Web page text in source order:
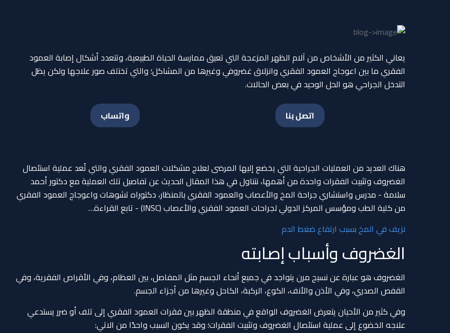
يعاني الكثير من الأشخاص من آلام الظهر المزعجة التي تعيق ممارسة الحياة الطبيعية، وتتعدد أشكال إصابة العمود
الفقري ما بين اعوجاج العمود الفقري وانزلاق غضروفي وغيرها من المشاكل؛ والتي تختلف صور علاجها ولكن يظل
التدخل الجراحي هو الحل الوحيد في بعض الحالات.
اتصل بنا واتساب
هناك العديد من العمليات الجراحية التي يخضع إليها المرضى لعلاج مشكلات العمود الفقري والتي تُعد عملية استئصال
الغضروف وتثبيت الفقرات واحدة من أهمها، نتناول في هذا المقال الحديث عن تفاصيل تلك العملية مع دكتور أحمد
سلامة - مدرس واستشاري جراحة المخ والأعصاب والعمود الفقري بالمنظار، دكتوراه تشوهات واعوجاج العمود الفقري
من كلية الطب ومؤسس المركز الدولي لجراحات العمود الفقري والأعصاب (INSC) - تابع القراءة…
نزيف في المخ بسبب ارتفاع ضغط الدم
الغضروف وأسباب إصابته
الغضروف هو عبارة عن نسيج مرن يتواجد في جميع أنحاء الجسم مثل المفاصل، بين العظام، وفي الأقراص الفقرية، وفي
القفص الصدري، وفي الأذن والأنف، الكوع، الركبة، الكاحل وغيرها من أجزاء الجسم.
وفي كثير من الأحيان يتعرض الغضروف الواقع في منطقة الظهر بين فقرات العمود الفقري إلى تلف أو ضرر يستدعي
علاجه الخضوع إلى عملية استئصال الغضروف وتثبيت الفقرات؛ وقد يكون السبب واحدًا من الاتي: